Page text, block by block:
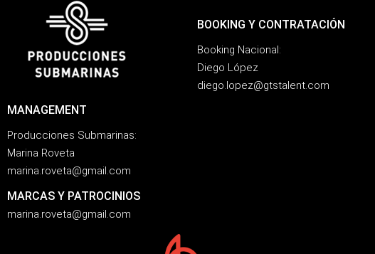
MANAGEMENT
Producciones Submarinas:
Marina Roveta
marina.roveta@gmail.com
MARCAS Y PATROCINIOS
marina.roveta@gmail.com
BOOKING Y CONTRATACIÓN
Booking Nacional:
Diego López
diego.lopez@gtstalent.com